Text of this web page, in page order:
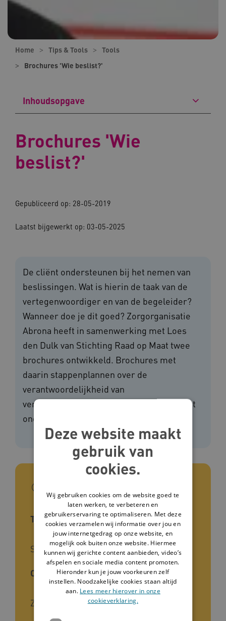
Home Tips & Tools
Tools
Brochures 'Wie beslist?'
Inhoudsopgave
Brochures 'Wie
beslist?'
Gepubliceerd op: 28-05-2019
Laatst bijgewerkt op: 03-05-2025
De cliënt ondersteunen bij het nemen van
beslissingen. Wat is hierin de taak van de
vertegenwoordiger en van de begeleider?
Wanneer doe je dit goed? Zorgorganisatie
Abrona heeft in samenwerking met Loes
den Dulk van Stichting Raad op Maat twee
brochures ontwikkeld. Brochures met
daarin stappenplannen over de
verantwoordelijkheid van
vertegenwoordigers en begeleiders bij het
ondersteunen van besluitvorming.
Type tool
Stappenplan, Brochure
Ontwikkelaar
Zorgorganisatie Abrona
Deze website maakt
gebruik van
cookies.
Wij gebruiken cookies om de website goed te
laten werken, te verbeteren en
gebruikerservaring te optimaliseren. Met deze
cookies verzamelen wij informatie over jou en
jouw internetgedrag op onze website, en
mogelijk ook buiten onze website. Hiermee
kunnen wij gerichte content aanbieden, video’s
afspelen en sociale media content promoten.
Hieronder kun je jouw voorkeuren zelf
instellen. Noodzakelijke cookies staan altijd
aan. Lees meer hierover in onze
cookieverklaring.